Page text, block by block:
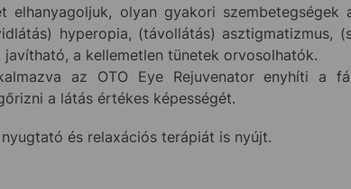
elhanyagoljuk, olyan gyakori
hyperopia, (távollátás) asztigmatizmus,
a kellemetlen tünetek orvosolhatók.
az OTO Eye Rejuvenator enyhíti a
a látás értékes képességét.
és relaxációs terápiát is nyújt.